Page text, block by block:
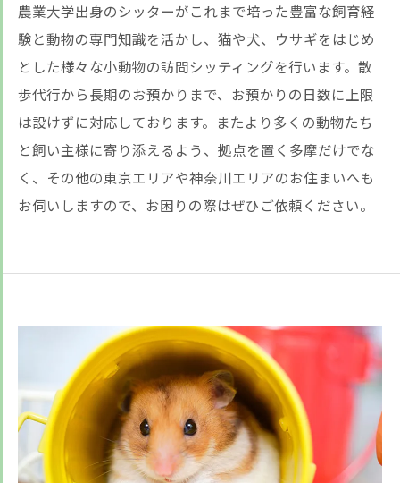
農業大学出身のシッターがこれまで培った豊富な飼育経
験と動物の専門知識を活かし、猫や犬、ウサギをはじめ
とした様々な小動物の訪問シッティングを行います。散
歩代行から長期のお預かりまで、お預かりの日数に上限
は設けずに対応しております。またより多くの動物たち
と飼い主様に寄り添えるよう、拠点を置く多摩だけでな
く、その他の東京エリアや神奈川エリアのお住まいへも
お伺いしますので、お困りの際はぜひご依頼ください。